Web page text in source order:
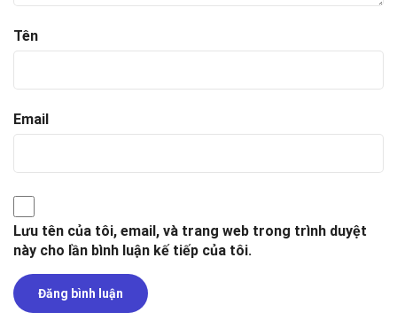
Tên
Email
Lưu tên của tôi, email, và trang web trong trình duyệt
này cho lần bình luận kế tiếp của tôi.